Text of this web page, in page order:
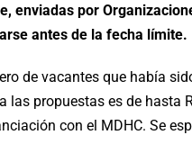
enviadas por
antes de la fecha límite.
de vacantes que había
propuestas es de hasta
con el MDHC. Se